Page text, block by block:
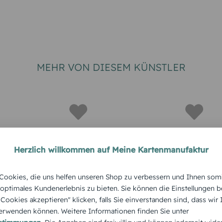
MEHR VON DIESEM KÜNSTLER
– Liebe
Tag
Aquarell-
Seifenblasenkarte –
Für Dich einen
„Happy
Aquarell-
Herzlich willkommen auf Meine Kartenmanufaktur
die uns helfen unseren Shop zu verbessern und Ihnen
Kundenerlebnis zu bieten. Sie können die Einstellungen
akzeptieren" klicken, falls Sie einverstanden sind, dass
können. Weitere Informationen finden Sie unter